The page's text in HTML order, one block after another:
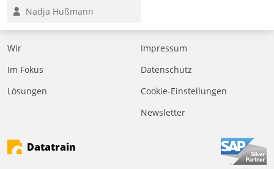
digitalen Cockpit, das
situationsbezogen
passende Fragen und
Eine intuitive
Dialogführung ermöglicht
effizienter zu bearbeiten.
Nadja Hußmann
Wir
Im Fokus
Lösungen
Impressum
Datenschutz
Cookie-Einstellungen
Newsletter
Datatrain